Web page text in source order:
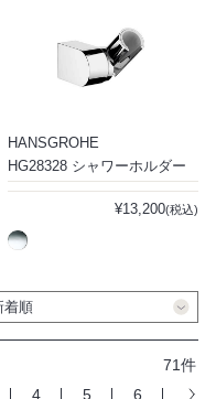
HANSGROHE
HG28328 シャワーホルダー
¥13,200(税込)
71件
4 5 6